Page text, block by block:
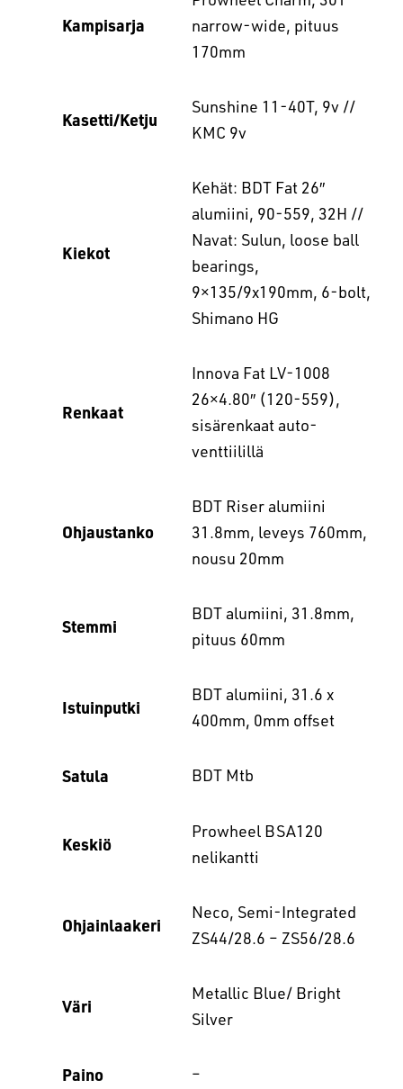
Kampisarja
narrow-wide, pituus
170mm
Kasetti/Ketju
Sunshine 11-40T, 9v //
KMC 9v
Kiekot
Kehät: BDT Fat 26″
alumiini, 90-559, 32H //
Navat: Sulun, loose ball
bearings,
9×135/9x190mm, 6-bolt,
Shimano HG
Renkaat
Innova Fat LV-1008
26×4.80″ (120-559),
sisärenkaat auto-
venttiilillä
Ohjaustanko
BDT Riser alumiini
31.8mm, leveys 760mm,
nousu 20mm
Stemmi
BDT alumiini, 31.8mm,
pituus 60mm
Istuinputki
BDT alumiini, 31.6 x
400mm, 0mm offset
Satula BDT Mtb
Keskiö
Prowheel BSA120
nelikantti
Ohjainlaakeri
Neco, Semi-Integrated
ZS44/28.6 – ZS56/28.6
Väri
Metallic Blue/ Bright
Silver
Paino –